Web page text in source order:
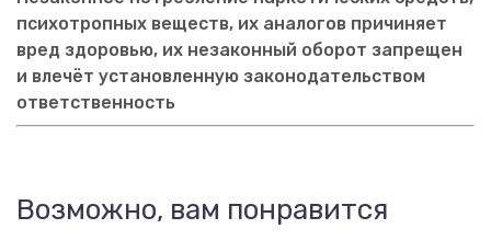
психотропных веществ, их аналогов причиняет
вред здоровью, их незаконный оборот запрещен
и влечёт установленную законодательством
ответственность
Возможно, вам понравится